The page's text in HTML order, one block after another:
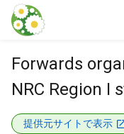
本文に飛ぶ
Forwards
NRC Region I
提供元サイトで表示